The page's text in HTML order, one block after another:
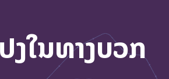
ໃນທາງບວກ